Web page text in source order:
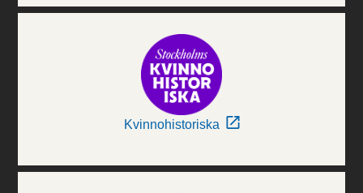
Kvinnohistoriska